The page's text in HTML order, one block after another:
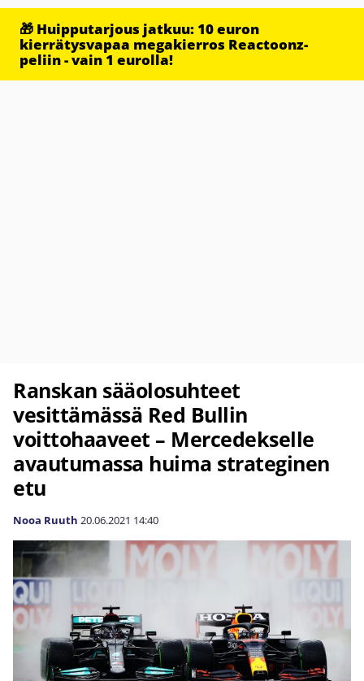
🎁 Huipputarjous jatkuu: 10 euron
kierrätysvapaa megakierros Reactoonz-
peliin - vain 1 eurolla!
Ranskan sääolosuhteet
vesittämässä Red Bullin
voittohaaveet – Mercedekselle
avautumassa huima strateginen
etu
Nooa Ruuth 20.06.2021 14:40